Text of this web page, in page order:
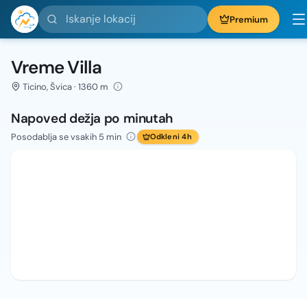
Iskanje lokacij Premium
Vreme Villa
Ticino, Švica · 1360 m
Napoved dežja po minutah
Posodablja se vsakih 5 min Odkleni 4h